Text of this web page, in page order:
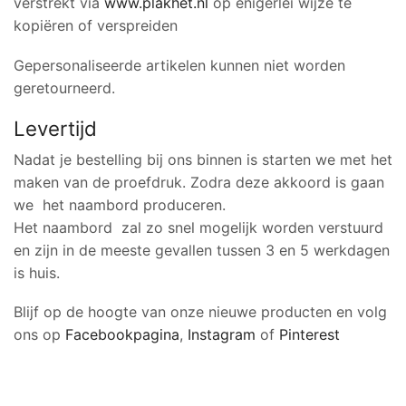
kopiëren of verspreiden
Gepersonaliseerde artikelen kunnen niet worden
geretourneerd.
Levertijd
Nadat je bestelling bij ons binnen is starten we met het
maken van de proefdruk. Zodra deze akkoord is gaan
we het naambord produceren.
Het naambord zal zo snel mogelijk worden verstuurd
en zijn in de meeste gevallen tussen 3 en 5 werkdagen
is huis.
Blijf op de hoogte van onze nieuwe producten en volg
ons op Facebookpagina, Instagram of Pinterest